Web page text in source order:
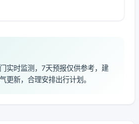
实时监测，7天预报仅供参考，建
更新，合理安排出行计划。